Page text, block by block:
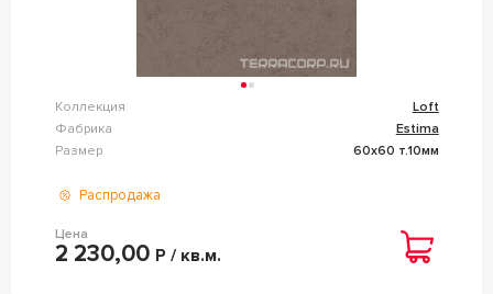
Коллекция
Loft
Фабрика
Estima
Размер
60x60 т.10мм
Распродажа
Цена
2 230,00 Р / кв.м.